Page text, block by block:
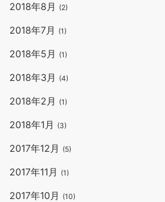
2018年8月 (2)
2018年7月 (1)
2018年5月 (1)
2018年3月 (4)
2018年2月 (1)
2018年1月 (3)
2017年12月 (5)
2017年11月 (1)
2017年10月 (10)